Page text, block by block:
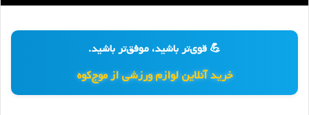
💪 قوی‌تر باشید، موفق‌تر باشید.
خرید آنلاین لوازم ورزشی از موج‌کوه